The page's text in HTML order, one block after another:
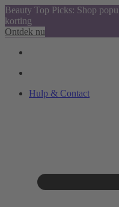
Beauty Top Picks: Shop
korting
Ontdek nu
Hulp & Contact